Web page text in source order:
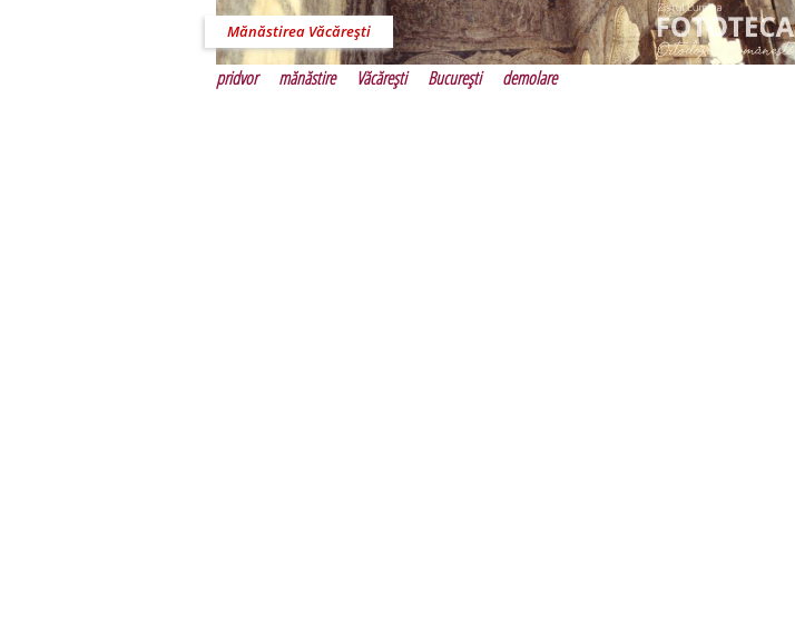
Mănăstirea Văcăreşti
pridvor mănăstire Văcăreşti Bucureşti demolare